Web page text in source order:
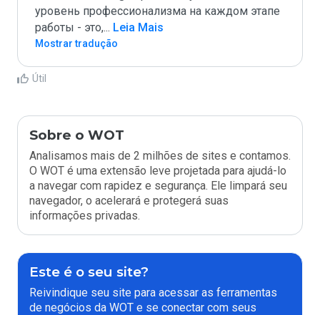
уровень профессионализма на каждом этапе
работы - это,... Leia Mais
Mostrar tradução
Útil
Sobre o WOT
Analisamos mais de 2 milhões de sites e contamos.
O WOT é uma extensão leve projetada para ajudá-lo
a navegar com rapidez e segurança. Ele limpará seu
navegador, o acelerará e protegerá suas
informações privadas.
Este é o seu site?
Reivindique seu site para acessar as ferramentas
de negócios da WOT e se conectar com seus